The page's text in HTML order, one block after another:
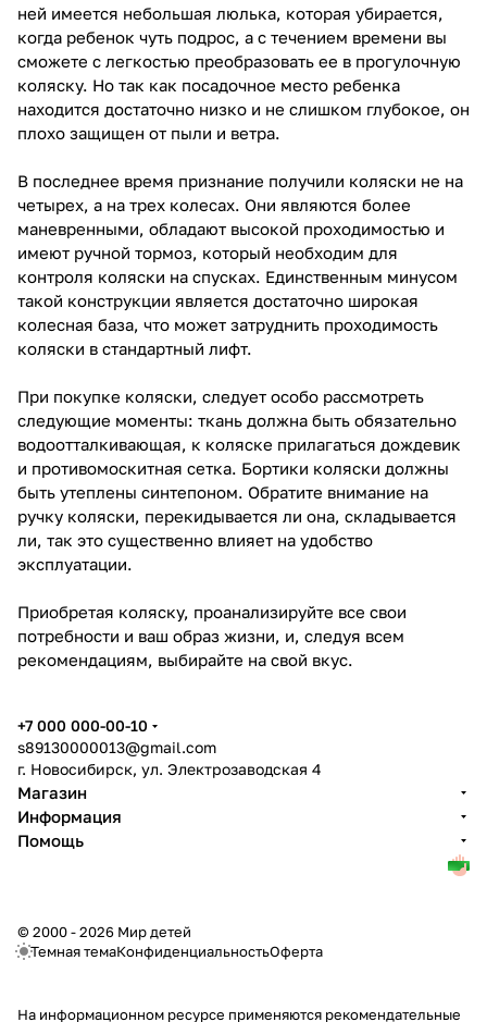
ней имеется небольшая люлька, которая убирается,
когда ребенок чуть подрос, а с течением времени вы
сможете с легкостью преобразовать ее в прогулочную
коляску. Но так как посадочное место ребенка
находится достаточно низко и не слишком глубокое, он
плохо защищен от пыли и ветра.
В последнее время признание получили коляски не на
четырех, а на трех колесах. Они являются более
маневренными, обладают высокой проходимостью и
имеют ручной тормоз, который необходим для
контроля коляски на спусках. Единственным минусом
такой конструкции является достаточно широкая
колесная база, что может затруднить проходимость
коляски в стандартный лифт.
При покупке коляски, следует особо рассмотреть
следующие моменты: ткань должна быть обязательно
водоотталкивающая, к коляске прилагаться дождевик
и противомоскитная сетка. Бортики коляски должны
быть утеплены синтепоном. Обратите внимание на
ручку коляски, перекидывается ли она, складывается
ли, так это существенно влияет на удобство
эксплуатации.
Приобретая коляску, проанализируйте все свои
потребности и ваш образ жизни, и, следуя всем
рекомендациям, выбирайте на свой вкус.
+7 000 000-00-10
s89130000013@gmail.com
г. Новосибирск, ул. Электрозаводская 4
Магазин
Информация
Помощь
© 2000 - 2026 Мир детей
Темная темаКонфиденциальностьОферта
На информационном ресурсе применяются рекомендательные